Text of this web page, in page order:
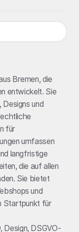
Bremen, die
entwickelt. Sie
und
für
umfassen
langfristige
die auf allen
Sie bietet
und
Startpunkt für
Design, DSGVO-